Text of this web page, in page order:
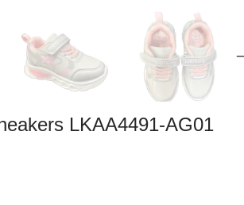
LKAA4491-AG01